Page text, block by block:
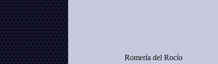
Romería del Rocío